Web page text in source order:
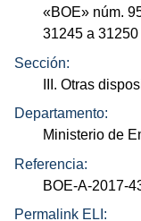
«BOE» núm.
31245 a 31250
Sección:
III. Otras
Departamento:
Ministerio de
Referencia:
BOE-A-2017-
Permalink ELI: